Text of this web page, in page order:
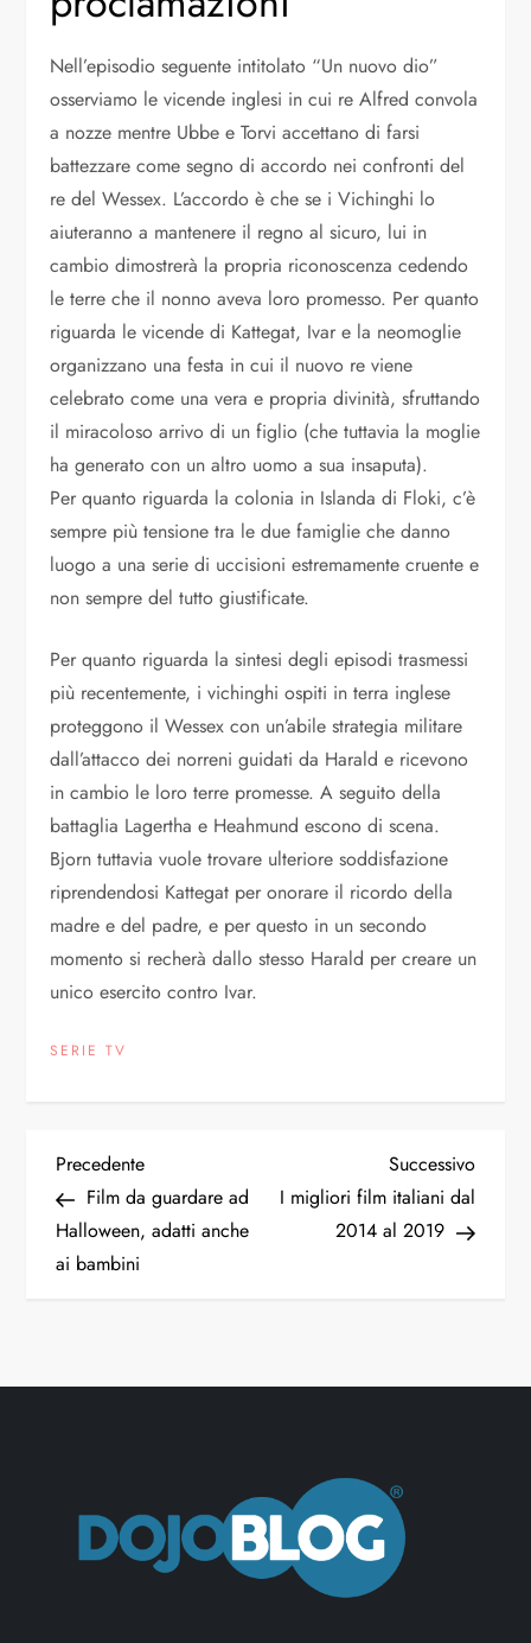
Nell’episodio seguente intitolato “Un nuovo dio”
osserviamo le vicende inglesi in cui re Alfred convola
a nozze mentre Ubbe e Torvi accettano di farsi
battezzare come segno di accordo nei confronti del
re del Wessex. L’accordo è che se i Vichinghi lo
aiuteranno a mantenere il regno al sicuro, lui in
cambio dimostrerà la propria riconoscenza cedendo
le terre che il nonno aveva loro promesso. Per quanto
riguarda le vicende di Kattegat, Ivar e la neomoglie
organizzano una festa in cui il nuovo re viene
celebrato come una vera e propria divinità, sfruttando
il miracoloso arrivo di un figlio (che tuttavia la moglie
ha generato con un altro uomo a sua insaputa).
Per quanto riguarda la colonia in Islanda di Floki, c’è
sempre più tensione tra le due famiglie che danno
luogo a una serie di uccisioni estremamente cruente e
non sempre del tutto giustificate.
Per quanto riguarda la sintesi degli episodi trasmessi
più recentemente, i vichinghi ospiti in terra inglese
proteggono il Wessex con un’abile strategia militare
dall’attacco dei norreni guidati da Harald e ricevono
in cambio le loro terre promesse. A seguito della
battaglia Lagertha e Heahmund escono di scena.
Bjorn tuttavia vuole trovare ulteriore soddisfazione
riprendendosi Kattegat per onorare il ricordo della
madre e del padre, e per questo in un secondo
momento si recherà dallo stesso Harald per creare un
unico esercito contro Ivar.
SERIE TV
N
a
v
g
Articolo
precedente
Precedente
Film da guardare ad
Halloween, adatti anche
ai bambini
Successivo
I migliori film italiani dal
2014 al 2019